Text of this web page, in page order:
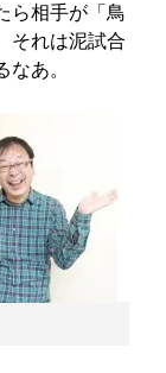
ら相手が「鳥
それは泥試合
あ。